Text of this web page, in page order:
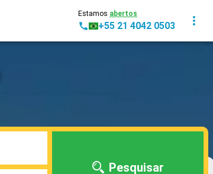
Estamos abertos
+55 21 4042 0503
Pesquisar